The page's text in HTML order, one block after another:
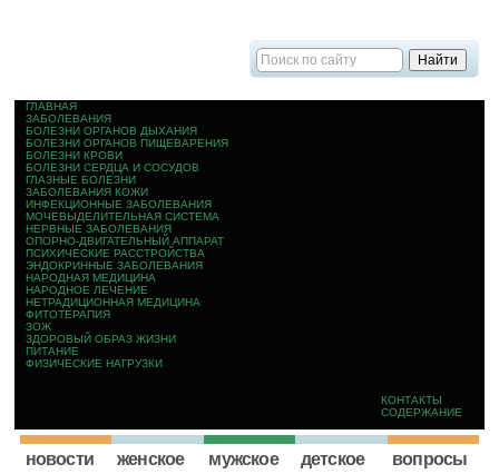
ГЛАВНАЯ
ЗАБОЛЕВАНИЯ
БОЛЕЗНИ ОРГАНОВ ДЫХАНИЯ
БОЛЕЗНИ ОРГАНОВ ПИЩЕВАРЕНИЯ
БОЛЕЗНИ КРОВИ
БОЛЕЗНИ СЕРДЦА И СОСУДОВ
ГЛАЗНЫЕ БОЛЕЗНИ
ЗАБОЛЕВАНИЯ КОЖИ
ИНФЕКЦИОННЫЕ ЗАБОЛЕВАНИЯ
МОЧЕВЫДЕЛИТЕЛЬНАЯ СИСТЕМА
НЕРВНЫЕ ЗАБОЛЕВАНИЯ
ОПОРНО-ДВИГАТЕЛЬНЫЙ АППАРАТ
ПСИХИЧЕСКИЕ РАССТРОЙСТВА
ЭНДОКРИННЫЕ ЗАБОЛЕВАНИЯ
НАРОДНАЯ МЕДИЦИНА
НАРОДНОЕ ЛЕЧЕНИЕ
НЕТРАДИЦИОННАЯ МЕДИЦИНА
ФИТОТЕРАПИЯ
ЗОЖ
ЗДОРОВЫЙ ОБРАЗ ЖИЗНИ
ПИТАНИЕ
ФИЗИЧЕСКИЕ НАГРУЗКИ
КОНТАКТЫ
СОДЕРЖАНИЕ
новости
женское
мужское
детское
вопросы